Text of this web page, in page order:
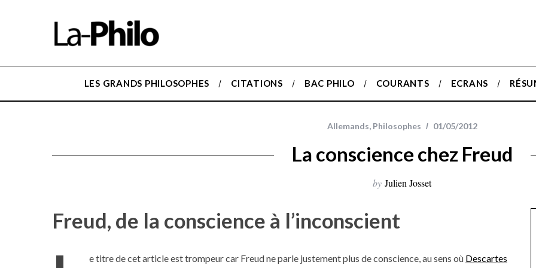
LES GRANDS PHILOSOPHES CITATIONS BAC PHILO COURANTS ECRANS
Allemands, Philosophes 01/05/2012
La conscience chez Freud
by Julien Josset
Freud, de la conscience à l’inconscient
e titre de cet article est trompeur car Freud ne parle justement plus de conscience, au sens où Descartes